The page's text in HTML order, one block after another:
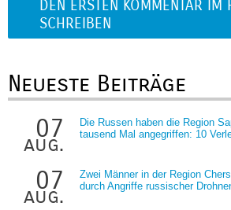
DEN ERSTEN KOMMENTAR IM
SCHREIBEN
Neueste Beiträge
07
aug.
Die Russen haben die Region
tausend Mal angegriffen: 10
07
aug.
Zwei Männer in der Region
durch Angriffe russischer